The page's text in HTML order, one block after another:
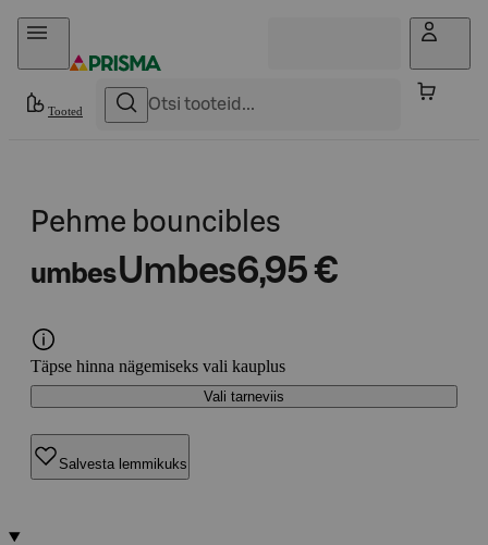
Otse sisu juurde
Tooted
Pehme bouncibles
umbesUmbes6,95 €
Täpse hinna nägemiseks vali kauplus
Vali tarneviis
Salvesta lemmikuks